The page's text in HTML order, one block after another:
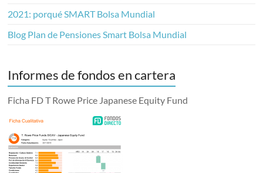
2021: porqué SMART Bolsa Mundial
Blog Plan de Pensiones Smart Bolsa Mundial
Informes de fondos en cartera
Ficha FD T Rowe Price Japanese Equity Fund